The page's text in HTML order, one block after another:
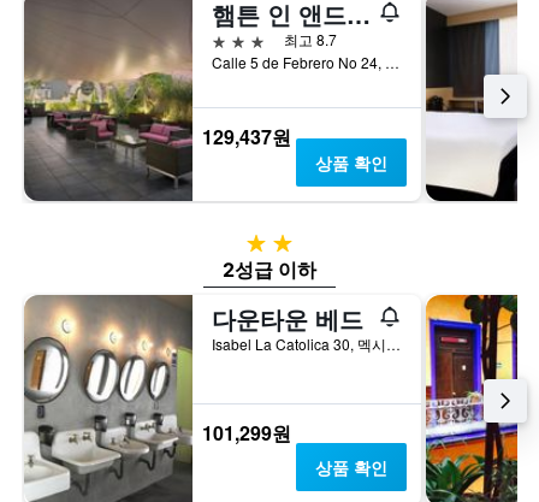
햄튼 인 앤드 스위트 멕시코시티 - 센트로 이스토리코
3성급
최고 8.7
Calle 5 de Febrero No 24, 멕시코시티, 디스트리토 페데랄, 멕시코
129,437원
상품 확인
2성급
2성급 이하
다운타운 베드
Isabel La Catolica 30, 멕시코시티, 디스트리토 페데랄, 멕시코
101,299원
상품 확인